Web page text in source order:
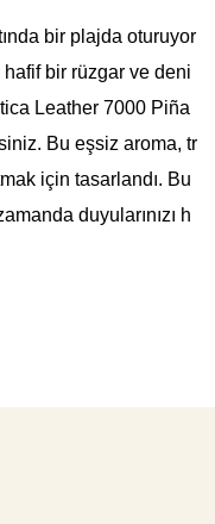
bir plajda oturuyor
hafif bir rüzgar ve deni
Leather 7000 Piña
Bu eşsiz aroma, tr
için tasarlandı. Bu
duyularınızı h